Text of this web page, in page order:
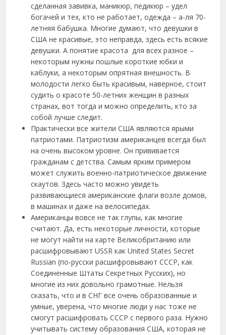
сделанная завивка, маникюр, педикюр – удел
богачей и тех, кто не работает, одежда – а-ля 70-
летняя бабушка. Многие думают, что девушки в
США не красивые, это неправда, здесь есть всякие
девушки. А понятие красота для всех разное –
некоторым нужны пошлые короткие юбки и
каблуки, а некоторым опрятная внешность. В
молодости легко быть красивым, наверное, стоит
судить о красоте 50-летних женщин в разных
странах, вот тогда и можно определить, кто за
собой лучше следит.
Практически все жители США являются ярыми
патриотами. Патриотизм американцев всегда был
на очень высоком уровне. Он прививается
гражданам с детства. Самым ярким примером
может служить военно-патриотическое движение
скаутов. Здесь часто можно увидеть
развивающиеся американские флаги возле домов,
в машинах и даже на велосипедах.
Американцы вовсе не так глупы, как многие
считают. Да, есть некоторые личности, которые
не могут найти на карте Великобританию или
расшифровывают USSR как United States Secret
Russian (по-русски расшифровывают СССР, как
Соединенные Штаты Секретных Русских), но
многие из них довольно грамотные. Нельзя
сказать, что и в СНГ все очень образованные и
умные, уверена, что многие люди у нас тоже не
смогут расшифровать СССР с первого раза. Нужно
учитывать систему образования США, которая не